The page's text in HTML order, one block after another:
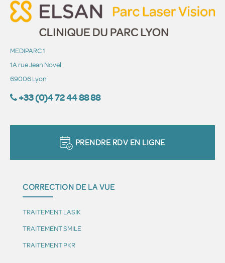
MEDIPARC 1
1A rue Jean Novel
69006 Lyon
+33 (0)4 72 44 88 88
PRENDRE RDV EN LIGNE
CORRECTION DE LA VUE
TRAITEMENT LASIK
TRAITEMENT SMILE
TRAITEMENT PKR